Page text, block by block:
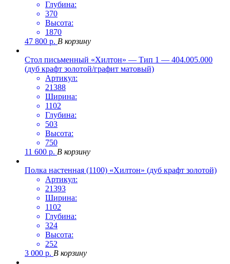
Глубина:
370
Высота:
1870
47 800 р. В корзину
Стол письменный «Хилтон» — Тип 1 — 404.005.000
(дуб крафт золотой/графит матовый)
Артикул:
21388
Ширина:
1102
Глубина:
503
Высота:
750
11 600 р. В корзину
Полка настенная (1100) «Хилтон» (дуб крафт золотой)
Артикул:
21393
Ширина:
1102
Глубина:
324
Высота:
252
3 000 р. В корзину